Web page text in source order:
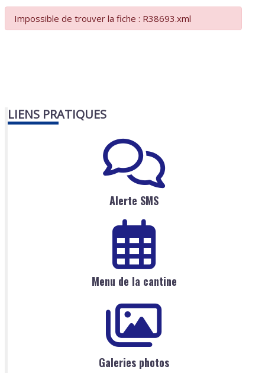
Impossible de trouver la fiche : R38693.xml
LIENS PRATIQUES
Alerte SMS
Menu de la cantine
Galeries photos